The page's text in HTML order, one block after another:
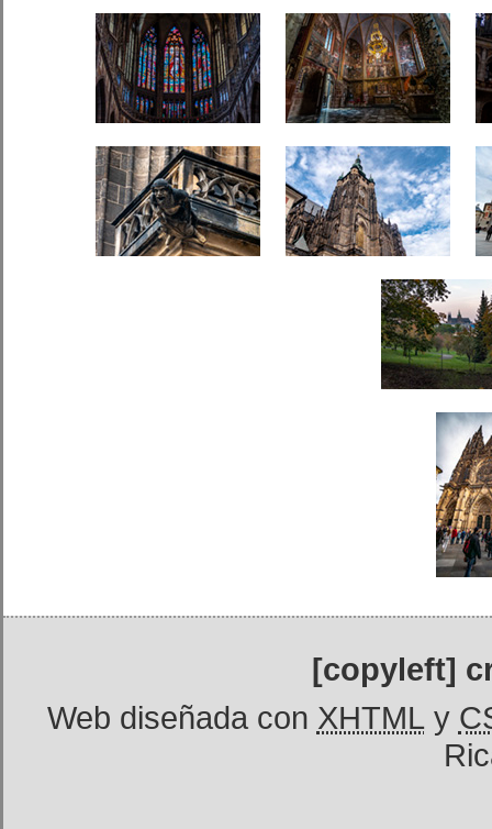
[copyleft]
Web diseñada con XHTMLy